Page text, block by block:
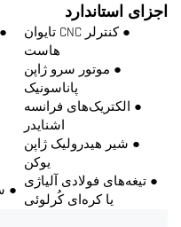
اجزای استاندارد
● کنترلر CNC تایوان
هاست
● موتور سرو ژاپن
پاناسونیک
● الکتریک‌های فرانسه
اشنایدر
● شیر هیدرولیک ژاپن
یوکن
● تیغه‌های فولادی آلیاژی
یا کره‌ای کُرلوئی
●